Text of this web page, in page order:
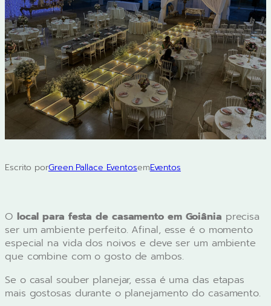
Escrito porGreen Pallace EventosemEventos
O local para festa de casamento em Goiânia precisa
ser um ambiente perfeito. Afinal, esse é o momento
especial na vida dos noivos e deve ser um ambiente
que combine com o gosto de ambos.
Se o casal souber planejar, essa é uma das etapas
mais gostosas durante o planejamento do casamento.